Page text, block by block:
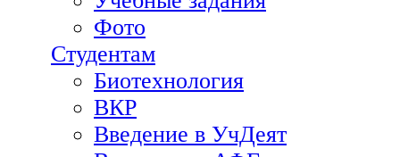
Фото
Студентам
Биотехнология
ВКР
Введение в УчДеят